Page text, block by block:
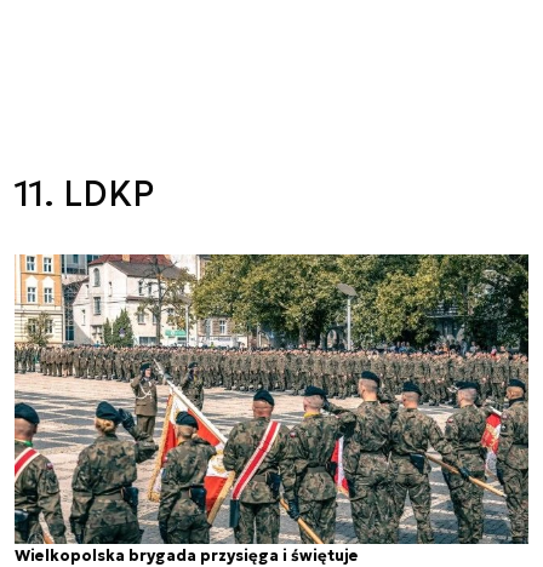
11. LDKP
Wielkopolska brygada przysięga i świętuje